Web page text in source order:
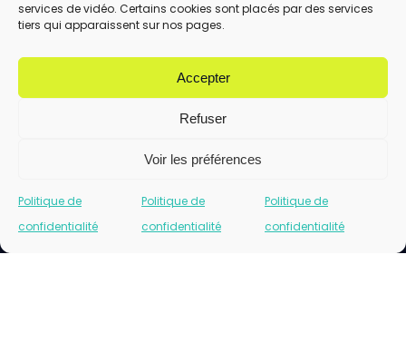
services de vidéo. Certains cookies sont placés par des services
tiers qui apparaissent sur nos pages.
Accepter
Refuser
Voir les préférences
Politique de
confidentialité
Politique de
confidentialité
Politique de
confidentialité
par ce site.